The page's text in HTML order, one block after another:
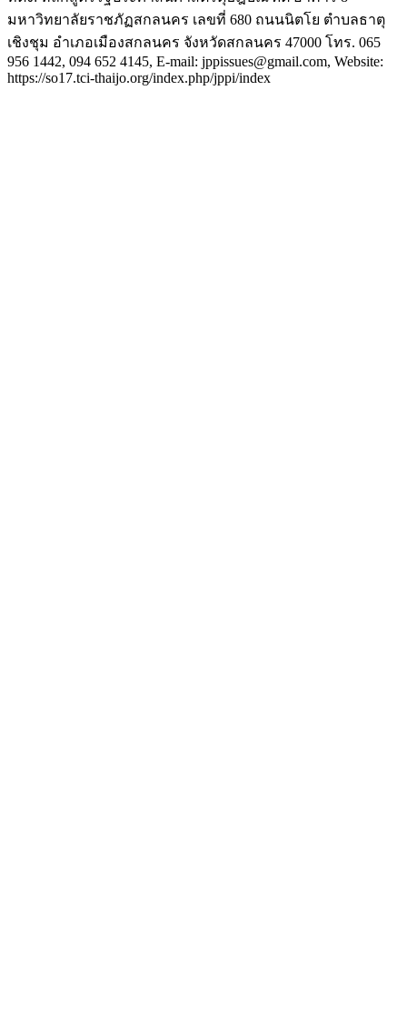
มหาวิทยาลัยราชภัฏสกลนคร เลขที่ 680 ถนนนิตโย ตำบลธาตุ
เชิงชุม อำเภอเมืองสกลนคร จังหวัดสกลนคร 47000 โทร. 065
956 1442, 094 652 4145, E-mail: jppissues@gmail.com, Website:
https://so17.tci-thaijo.org/index.php/jppi/index